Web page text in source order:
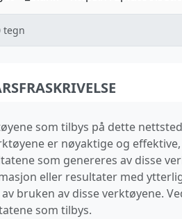
tegn
som tilbys på dette
er nøyaktige og
som genereres av disse
eller resultater med
bruken av disse verktøyene.
som tilbys.